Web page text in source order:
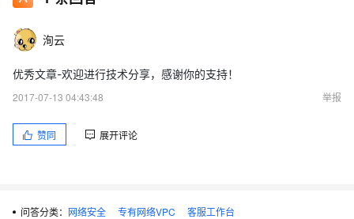
谢谢工单的工程师们。
洵云
优秀文章-欢迎进行技术分享，感谢你的支持！
2017-07-13 04:43:48
举报
赞同 展开评论
问答分类： 网络安全 专有网络VPC
客服工作台